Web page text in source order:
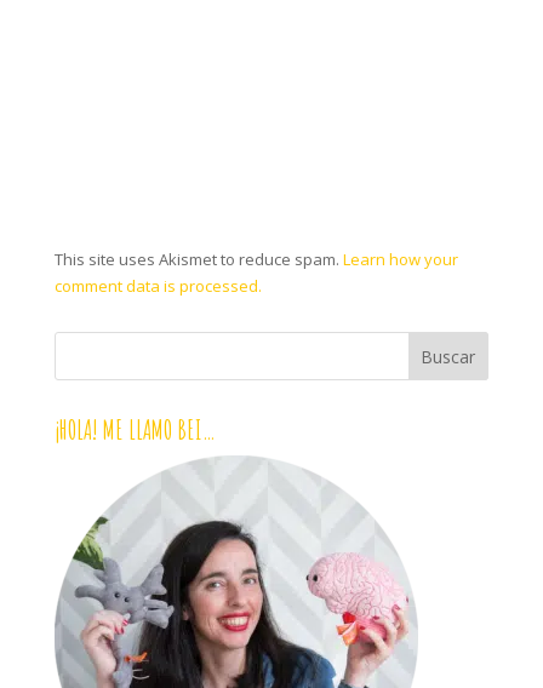
This site uses Akismet to reduce spam. Learn how your
comment data is processed.
¡HOLA! ME LLAMO BEI…